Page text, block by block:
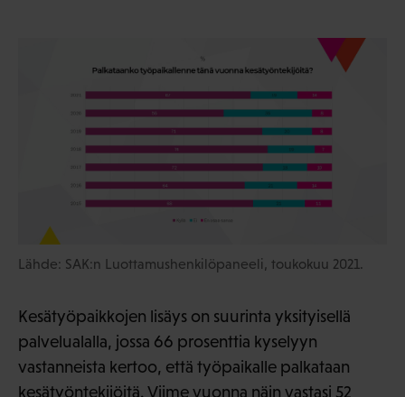
Lähde: SAK:n Luottamushenkilöpaneeli, toukokuu 2021.
Kesätyöpaikkojen lisäys on suurinta yksityisellä
palvelualalla, jossa 66 prosenttia kyselyyn
vastanneista kertoo, että työpaikalle palkataan
kesätyöntekijöitä. Viime vuonna näin vastasi 52